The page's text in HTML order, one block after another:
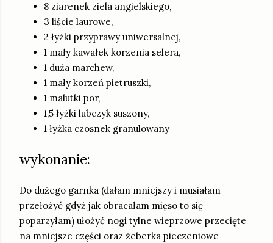
8 ziarenek ziela angielskiego,
3 liście laurowe,
2 łyżki przyprawy uniwersalnej,
1 mały kawałek korzenia selera,
1 duża marchew,
1 mały korzeń pietruszki,
1 malutki por,
1,5 łyżki lubczyk suszony,
1 łyżka czosnek granulowany
wykonanie:
Do dużego garnka (dałam mniejszy i musiałam
przełożyć gdyż jak obracałam mięso to się
poparzyłam) ułożyć nogi tylne wieprzowe przecięte
na mniejsze części oraz żeberka pieczeniowe